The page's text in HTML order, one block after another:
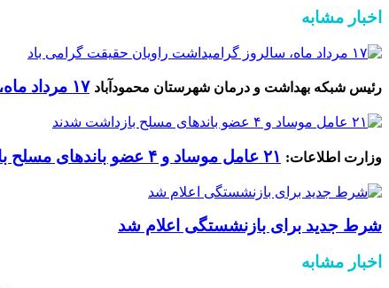
اخبار مشابه
رئیس شبکه بهداشت و درمان شهرستان محمودآباد ۱۷ مرداد ماه، سالروز گرامیداشت راویان حقیقت گرامی باد
وزارت اطلاعات: ۲۱ عامل موساد و ۴ عضو باند‌های مسلح بازداشت شدند
شرط جدید برای بازنشستگی اعلام شد
اخبار مشابه